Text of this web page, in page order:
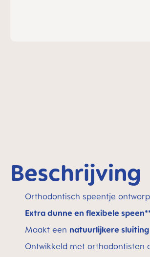
Beschrijving
Orthodontisch speentje
Extra dunne en flexibele
Maakt een natuurlijkere
Ontwikkeld met orthodontisten